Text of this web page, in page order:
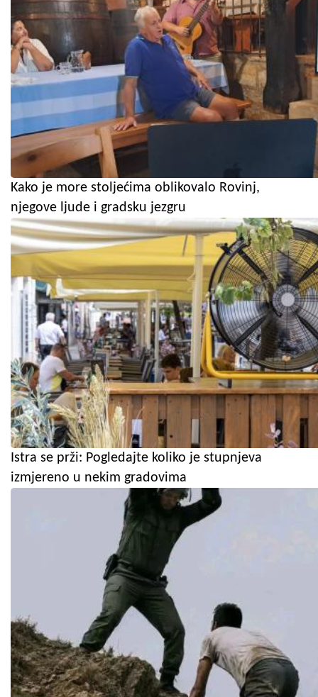
Kako je more stoljećima oblikovalo Rovinj,
njegove ljude i gradsku jezgru
Istra se prži: Pogledajte koliko je stupnjeva
izmjereno u nekim gradovima